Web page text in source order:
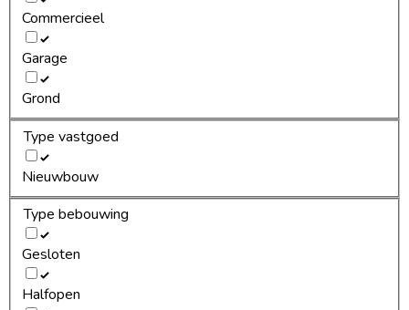
Commercieel
Garage
Grond
Type vastgoed
Nieuwbouw
Type bebouwing
Gesloten
Halfopen